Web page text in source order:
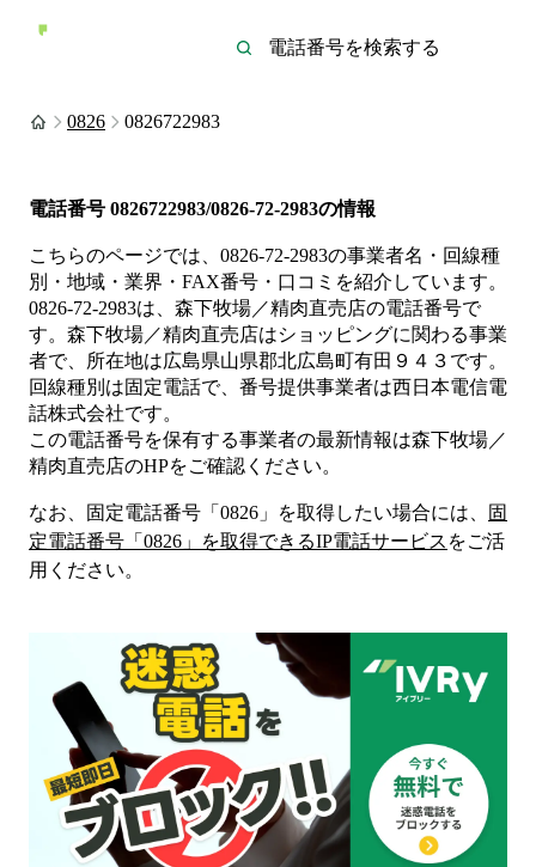
0826 0826722983
電話番号 0826722983/0826-72-2983の情報
こちらのページでは、 0826-72-2983の事業者名・回線種
別・地域・業界・FAX番号・口コミを紹介しています。
0826-72-2983は、 森下牧場／精肉直売店の電話番号で
す。 森下牧場／精肉直売店はショッピングに関わる事業
者で、所在地は広島県山県郡北広島町有田９４３ です。
回線種別は固定電話で、番号提供事業者は西日本電信電
話株式会社です。
この電話番号を保有する事業者の最新情報は森下牧場／
精肉直売店のHPをご確認ください。
なお、固定電話番号「 0826 」を取得したい場合には、
固
定電話番号「 0826 」を取得できるIP電話サービス をご活
用ください。